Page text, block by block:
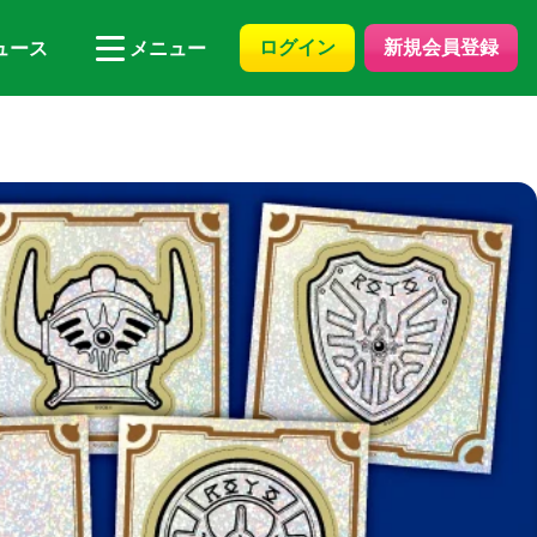
ース メニュー ログイン 新規会員登録